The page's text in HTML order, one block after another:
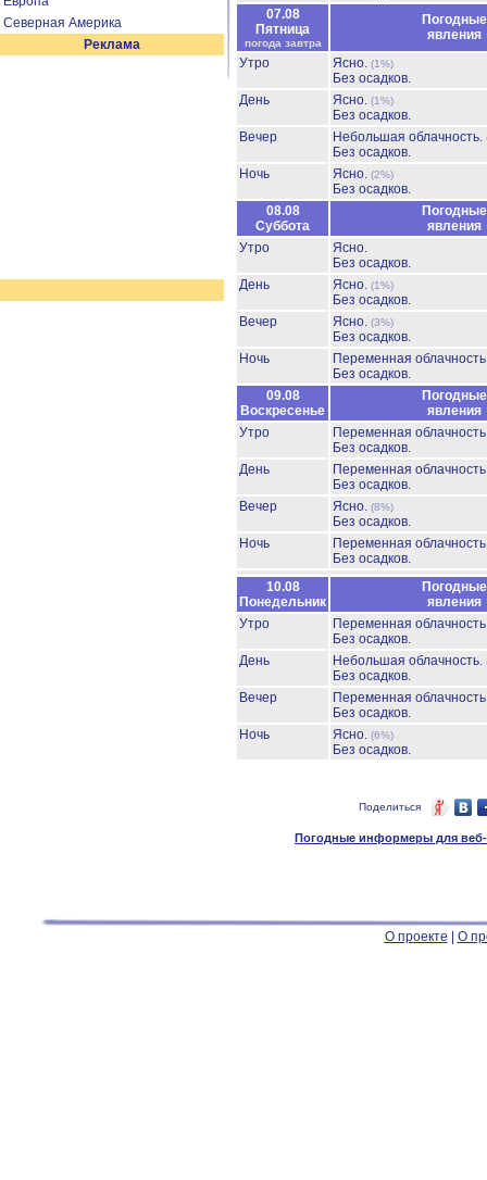
Северная Америка
Реклама
07.08
Пятница
погода завтра
Погодные
явления
Утро
Ясно. (1%)
Без осадков.
День
Ясно. (1%)
Без осадков.
Вечер
Небольшая облачность.
Без осадков.
Ночь
Ясно. (2%)
Без осадков.
08.08
Суббота
Погодные
явления
Утро
Ясно.
Без осадков.
День
Ясно. (1%)
Без осадков.
Вечер
Ясно. (3%)
Без осадков.
Ночь
Переменная
Без осадков.
09.08
Воскресенье
Погодные
явления
Утро
Переменная
Без осадков.
День
Переменная
Без осадков.
Вечер
Ясно. (8%)
Без осадков.
Ночь
Переменная
Без осадков.
10.08
Понедельник
Погодные
явления
Утро
Переменная
Без осадков.
День
Небольшая облачность.
Без осадков.
Вечер
Переменная
Без осадков.
Ночь
Ясно. (6%)
Без осадков.
Поделиться
Погодные информеры для веб-
О проекте О